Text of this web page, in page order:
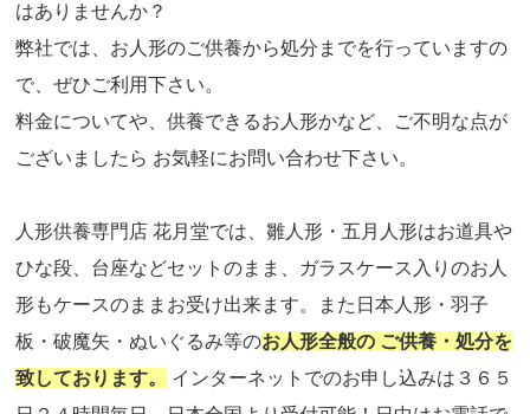
はありませんか？
弊社では、お人形のご供養から処分までを行っていますの
で、ぜひご利用下さい。
料金についてや、供養できるお人形かなど、ご不明な点が
ございましたら お気軽にお問い合わせ下さい。
人形供養専門店 花月堂では、雛人形・五月人形はお道具や
ひな段、台座などセットのまま、ガラスケース入りのお人
形もケースのままお受け出来ます。また日本人形・羽子
板・破魔矢・ぬいぐるみ等のお人形全般の ご供養・処分を
致しております。
インターネットでのお申し込みは３６５